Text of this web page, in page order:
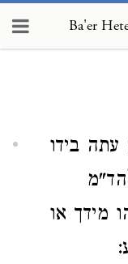
עתה בידו
מידך או